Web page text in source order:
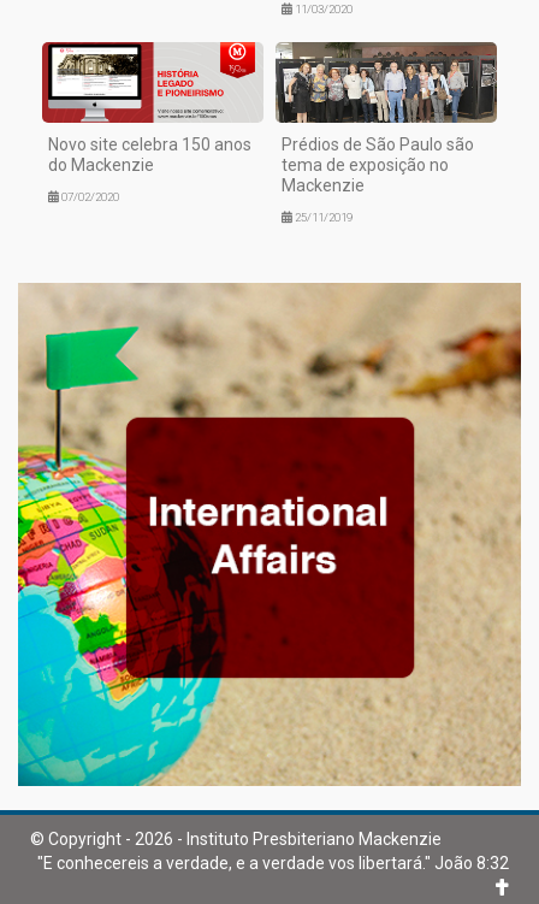
11/03/2020
Novo site celebra 150 anos
do Mackenzie
07/02/2020
Prédios de São Paulo são
tema de exposição no
Mackenzie
25/11/2019
© Copyright - 2026 - Instituto Presbiteriano Mackenzie
"E conhecereis a verdade, e a verdade vos libertará." João 8:32